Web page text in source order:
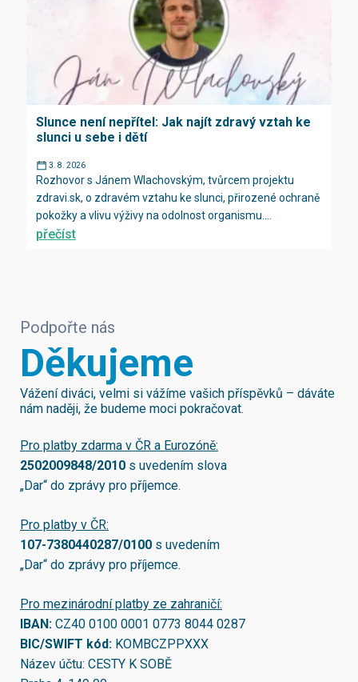
Slunce není nepřítel: Jak najít zdravý vztah ke
slunci u sebe i dětí
3. 8. 2026
Rozhovor s Jánem Wlachovským, tvůrcem projektu
zdravi.sk, o zdravém vztahu ke slunci, přirozené ochraně
pokožky a vlivu výživy na odolnost organismu....
přečíst
Podpořte nás
Děkujeme
Vážení diváci, velmi si vážíme vašich příspěvků – dáváte
nám naději, že budeme moci pokračovat.
Pro platby zdarma v ČR a Eurozóně:
2502009848/2010 s uvedením slova
„Dar“ do zprávy pro příjemce.
Pro platby v ČR:
107-7380440287/0100 s uvedením
„Dar“ do zprávy pro příjemce.
Pro mezinárodní platby ze zahraničí:
IBAN: CZ40 0100 0001 0773 8044 0287
BIC/SWIFT kód: KOMBCZPPXXX
Název účtu: CESTY K SOBĚ